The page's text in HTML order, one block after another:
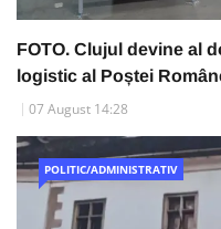
FOTO. Clujul devine al
logistic al Poștei
07 August 14:28
POLITIC/ADMINISTRATIV